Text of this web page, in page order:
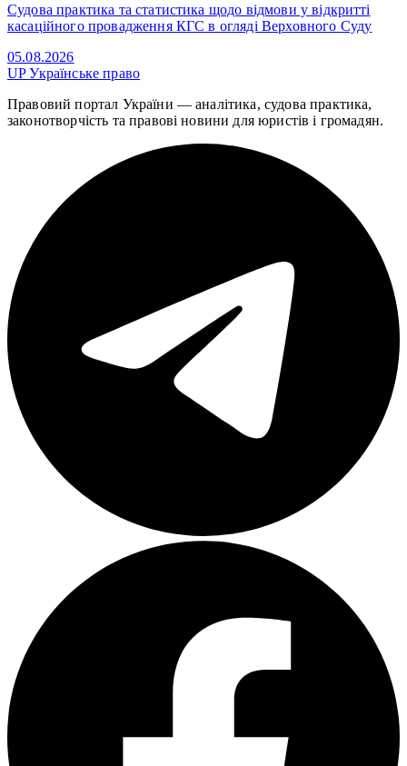
Судова практика та статистика щодо відмови у відкритті
касаційного провадження КГС в огляді Верховного Суду
05.08.2026
UPУкраїнське право
Правовий портал України — аналітика, судова практика,
законотворчість та правові новини для юристів і громадян.